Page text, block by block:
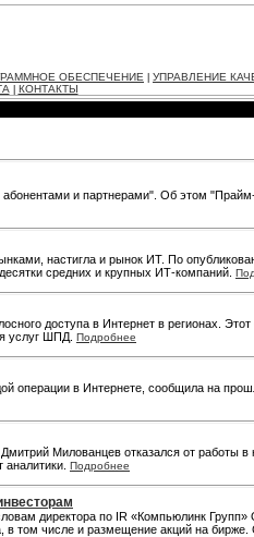
ОБЕСПЕЧЕНИЕ УПРАВЛЕНИЕ
| КОНТАКТЫ
и партнерами". Об этом
настигла и рынок ИТ. По
средних и крупных ИТ-компаний.
доступа в Интернет в регионах.
услуг ШПД. Подробнее
операции в Интернете, сообщила на
Милованцев отказался от работы
Подробнее
директора по IR «Компьюлинк
в том числе и размещение акций на